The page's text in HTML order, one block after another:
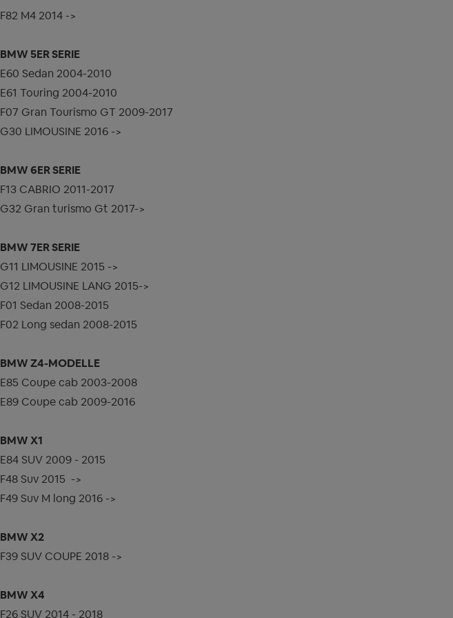
F82 M4 2014 ->
BMW 5ER SERIE
E60 Sedan 2004-2010
E61 Touring 2004-2010
F07 Gran Tourismo GT 2009-2017
G30 LIMOUSINE 2016 ->
BMW 6ER SERIE
F13 CABRIO 2011-2017
G32 Gran turismo Gt 2017->
BMW 7ER SERIE
G11 LIMOUSINE 2015 ->
G12 LIMOUSINE LANG 2015->
F01 Sedan 2008-2015
F02 Long sedan 2008-2015
BMW Z4-MODELLE
E85 Coupe cab 2003-2008
E89 Coupe cab 2009-2016
BMW X1
E84 SUV 2009 - 2015
F48 Suv 2015 ->
F49 Suv M long 2016 ->
BMW X2
F39 SUV COUPE 2018 ->
BMW X4
F26 SUV 2014 - 2018